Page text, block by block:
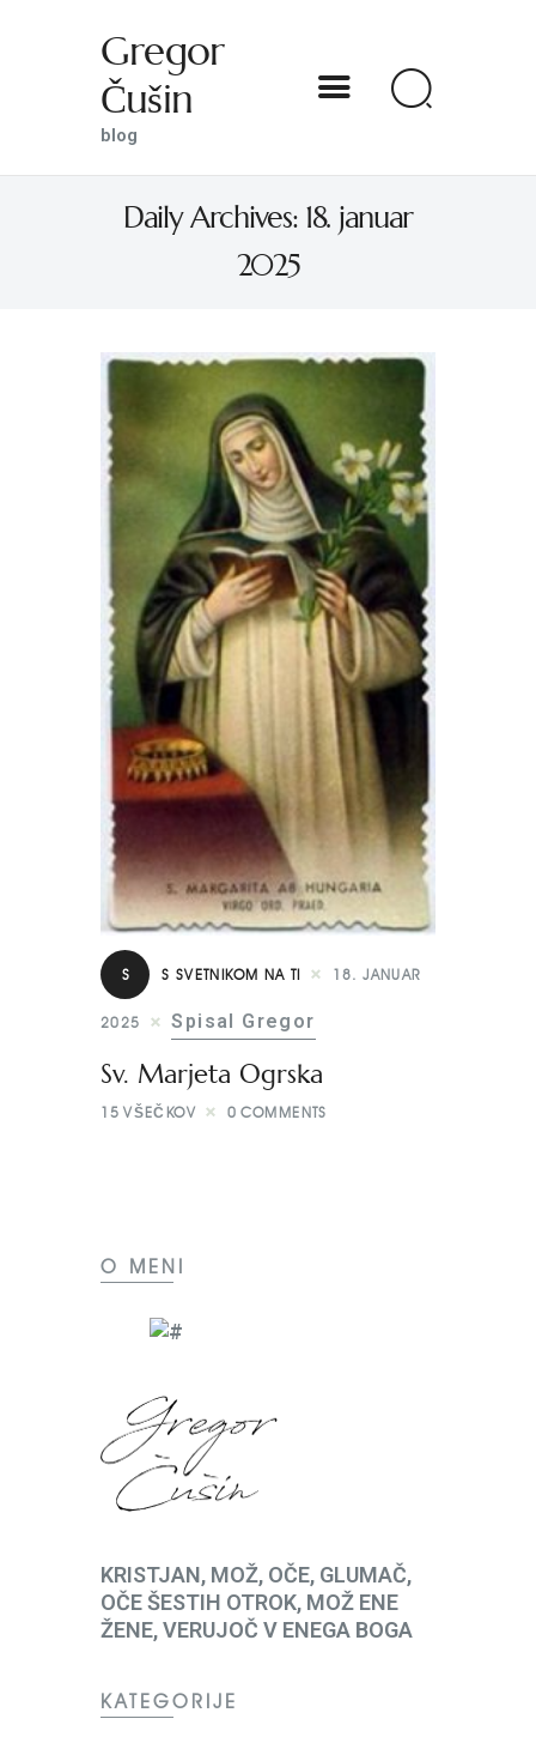
Gregor
Čušin
blog
Daily Archives: 18. januar
2025
DOMOV
S SVETNIKOM NA TI
PREDSTAVE
KNJIGE
KONTAKT
S S SVETNIKOM NA TI 18. JANUAR
2025 Spisal Gregor
Sv. Marjeta Ogrska
15 VŠEČKOV 0 COMMENTS
O MENI
KRISTJAN, MOŽ, OČE, GLUMAČ,
OČE ŠESTIH OTROK, MOŽ ENE
ŽENE, VERUJOČ V ENEGA BOGA
KATEGORIJE